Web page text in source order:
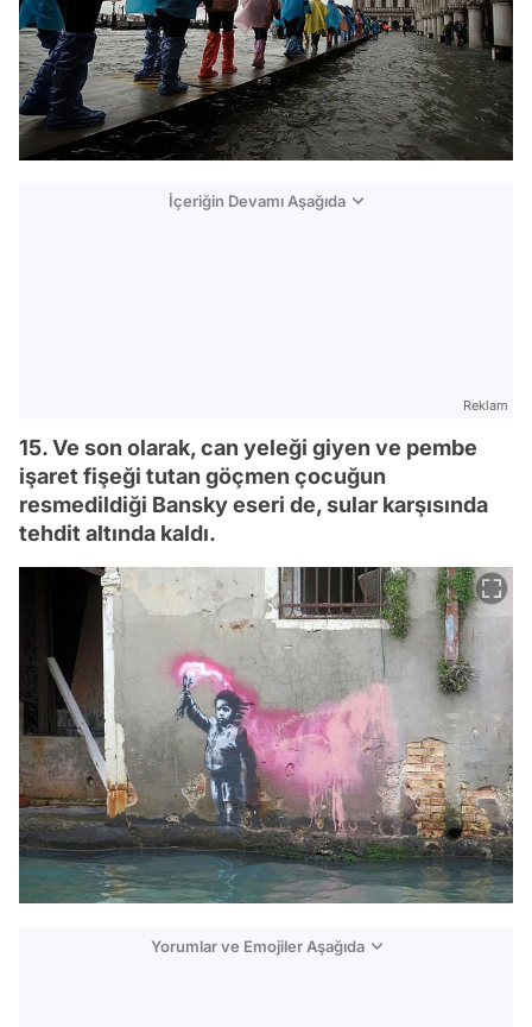
İçeriğin Devamı Aşağıda
Reklam
15. Ve son olarak, can yeleği giyen ve pembe
işaret fişeği tutan göçmen çocuğun
resmedildiği Bansky eseri de, sular karşısında
tehdit altında kaldı.
Yorumlar ve Emojiler Aşağıda